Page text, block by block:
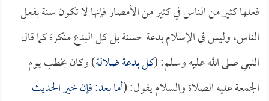
فعلها كثير من الناس في كثير من الأمصار فإنها لا تكون سنة بفعل
الناس، وليس في الإسلام بدعة حسنة بل كل البدع منكرة كما قال
النبي صلى الله عليه وسلم: (كل بدعة ضلالة) وكان يخطب يوم
الجمعة عليه الصلاة والسلام يقول: (أما بعد: فإن خير الحديث